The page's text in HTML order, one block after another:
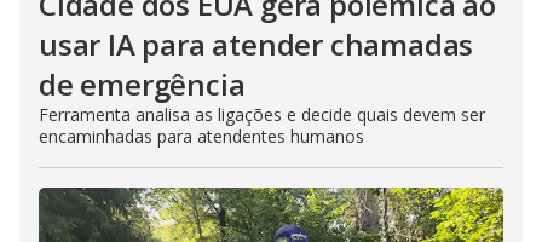
usar IA para atender chamadas
de emergência
Ferramenta analisa as ligações e decide quais devem ser
encaminhadas para atendentes humanos